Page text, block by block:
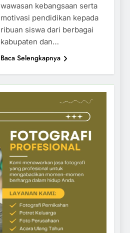
wawasan kebangsaan serta
motivasi pendidikan kepada
ribuan siswa dari berbagai
kabupaten dan…
Baca Selengkapnya